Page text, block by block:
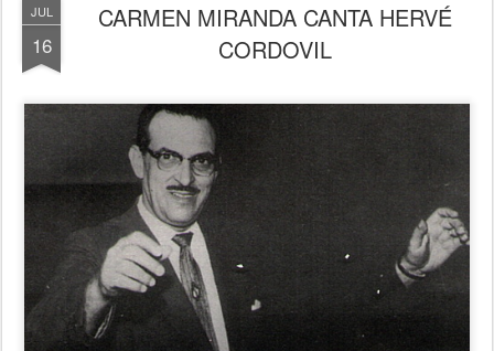
JUL
16
CARMEN MIRANDA CANTA HERVÉ
CORDOVIL